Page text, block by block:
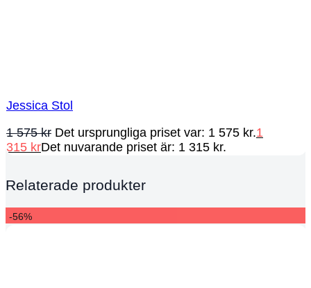
Jessica Stol
1 575kr Det ursprungliga priset var: 1 575 kr.1
315 krDet nuvarande priset är: 1 315 kr.
Relaterade produkter
-56%